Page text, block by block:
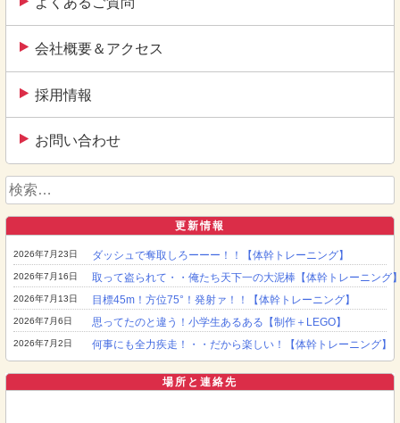
会社概要＆アクセス
採用情報
お問い合わせ
検
索:
更新情報
ダッシュで奪取しろーーー！！【体幹トレーニング】
2026年7月23日
取って盗られて・・俺たち天下一の大泥棒【体幹トレーニング
2026年7月16日
目標45m！方位75°！発射ァ！！【体幹トレーニング】
2026年7月13日
思ってたのと違う！小学生あるある【制作＋LEGO】
2026年7月6日
何事にも全力疾走！・・だから楽しい！【体幹トレーニング】
2026年7月2日
場所と連絡先